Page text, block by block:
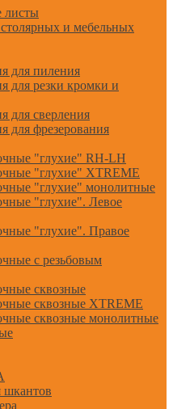
листы
и мебельных
для пиления
для резки кромки и
для сверления
для фрезерования
"глухие" RH-LH
"глухие" XTREME
"глухие" монолитные
"глухие". Левое
"глухие". Правое
с резьбовым
сквозные
сквозные XTREME
сквозные монолитные
шкантов